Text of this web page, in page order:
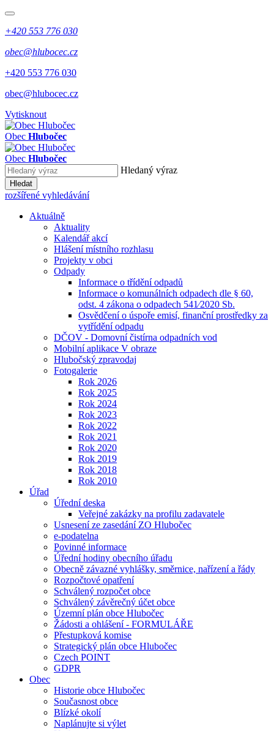
+420 553 776 030
obec@hlubocec.cz
+420 553 776 030
obec@hlubocec.cz
Vytisknout
Obec Hlubočec
Obec Hlubočec
Hledaný výraz
Hledat
rozšířené vyhledávání
Aktuálně
Aktuality
Kalendář akcí
Hlášení místního rozhlasu
Projekty v obci
Odpady
Informace o třídění odpadů
Informace o komunálních odpadech dle § 60,
odst. 4 zákona o odpadech 541⁄2020 Sb.
Osvědčení o úspoře emisí, finanční prostředky za
vytřídění odpadu
DČOV - Domovní čistírna odpadních vod
Mobilní aplikace V obraze
Hlubočský zpravodaj
Fotogalerie
Rok 2026
Rok 2025
Rok 2024
Rok 2023
Rok 2022
Rok 2021
Rok 2020
Rok 2019
Rok 2018
Rok 2010
Úřad
Úřední deska
Veřejné zakázky na profilu zadavatele
Usnesení ze zasedání ZO Hlubočec
e-podatelna
Povinné informace
Úřední hodiny obecního úřadu
Obecně závazné vyhlášky, směrnice, nařízení a řády
Rozpočtové opatření
Schválený rozpočet obce
Schválený závěrečný účet obce
Územní plán obce Hlubočec
Žádosti a ohlášení - FORMULÁŘE
Přestupková komise
Strategický plán obce Hlubočec
Czech POINT
GDPR
Obec
Historie obce Hlubočec
Současnost obce
Blízké okolí
Naplánujte si výlet